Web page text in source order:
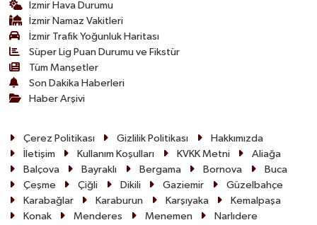
İzmir Hava Durumu
İzmir Namaz Vakitleri
İzmir Trafik Yoğunluk Haritası
Süper Lig Puan Durumu ve Fikstür
Tüm Manşetler
Son Dakika Haberleri
Haber Arşivi
Çerez Politikası Gizlilik Politikası
Hakkımızda
İletişim
Kullanım Koşulları KVKK Metni
Aliağa
Balçova
Bayraklı Bergama Bornova
Buca
Çeşme
Çiğli Dikili Gaziemir
Güzelbahçe
Karabağlar
Karaburun Karşıyaka
Kemalpaşa
Konak
Menderes Menemen Narlıdere